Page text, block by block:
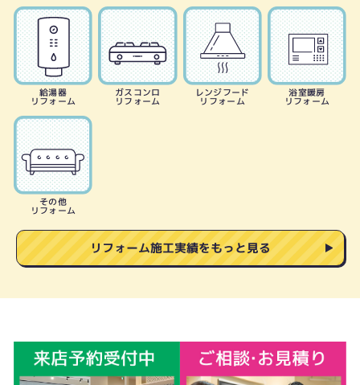
給湯器
リフォーム
ガスコンロ
リフォーム
レンジフード
リフォーム
浴室暖房
リフォーム
その他
リフォーム
リフォーム施工実績をもっと見る